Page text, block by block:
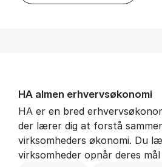
HA al­men erhvervs­økonomi
HA er en bred
der lærer dig at forstå
virksomheders økonomi. Du
virksomheder opnår deres